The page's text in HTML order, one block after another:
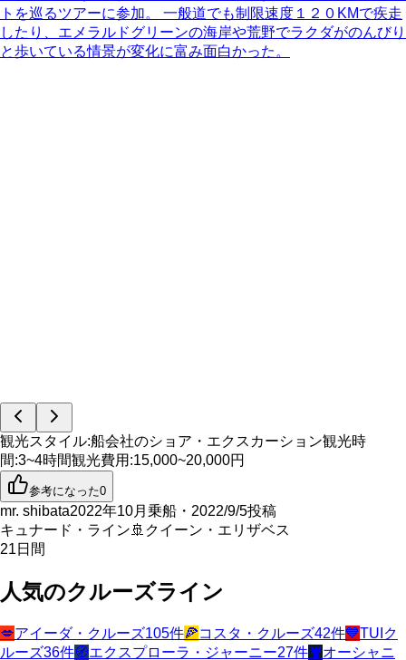
トを巡るツアーに参加。 一般道でも制限速度１２０KMで疾走
したり、エメラルドグリーンの海岸や荒野でラクダがのんびり
と歩いている情景が変化に富み面白かった。
観光スタイル:船会社のショア・エクスカーション観光時
間:3~4時間観光費用 :15,000~20,000円
参考になった0
mr. shibata2022年10月乗船・2022/9/5投稿
キュナード・ライン🚢 クイーン・エリザベス
21日間
人気のクルーズライン
💋アイーダ・クルーズ105件🍕コスタ・クルーズ42件💙TUIク
ルーズ36件🧭エクスプローラ・ジャーニー27件🦞オーシャニ